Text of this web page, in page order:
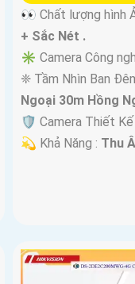
👀 Chất lượng hình
+ Sắc Nét .
✳️ Camera Công
❈ Tầm Nhìn Ban
Ngoại 30m Hồng
🛡 Camera Thiết
️💫 Khả Năng : Thu